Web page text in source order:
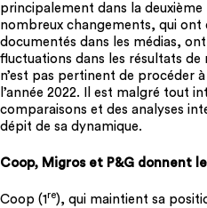
principalement dans la deuxième
nombreux changements, qui
documentés dans les médias,
fluctuations dans les résultats de
n’est pas pertinent de procéder
l’année 2022. Il est malgré tout
comparaisons et des analyses
dépit de sa dynamique.
Coop, Migros et P&G donnent
Coop (1re), qui maintient sa